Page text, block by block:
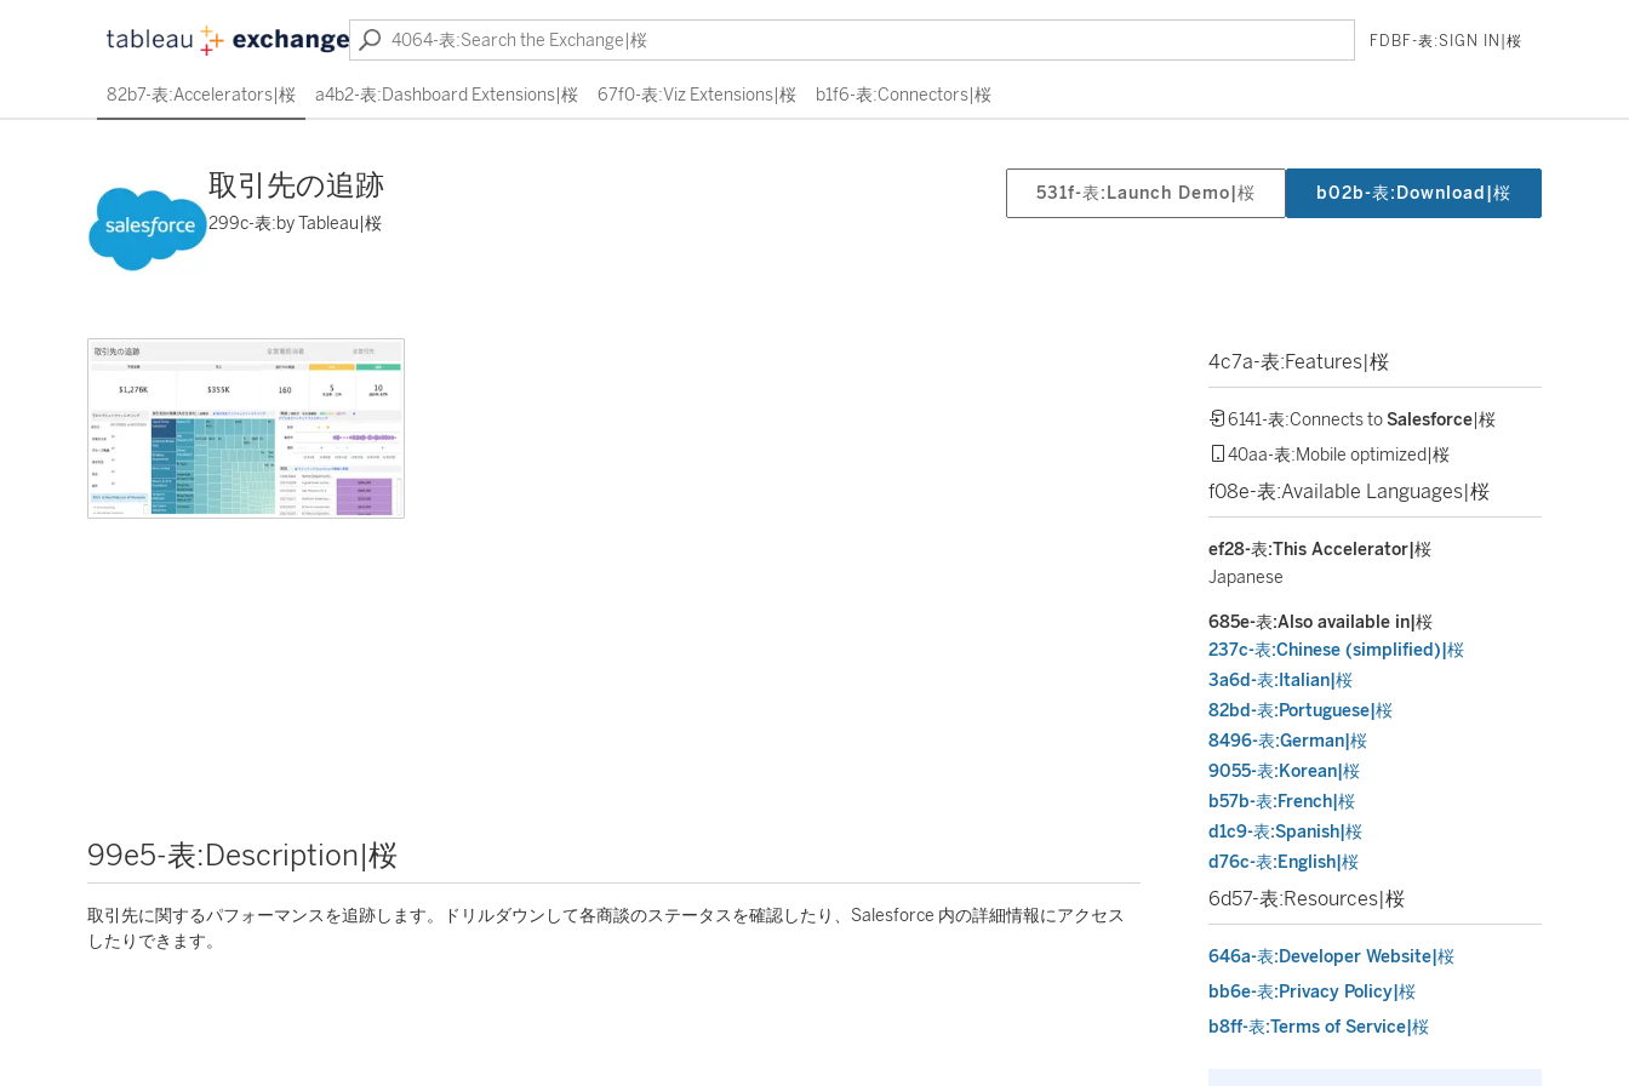
FDBF-表:SIGN IN|桜
82b7-表:Accelerators|桜 a4b2-表:Dashboard Extensions|桜 67f0-表:Viz Extensions|桜 b1f6-表:Connectors|桜
取引先の追跡
299c-表:by Tableau|桜
531f-表:Launch Demo|桜 b02b-表:Download|桜
99e5-表:Description|桜
取引先に関するパフォーマンスを追跡します。ドリルダウンして各商談のステータスを確認したり、Salesforce 内の詳細情報にアクセス
したりできます。
4c7a-表:Features|桜
6141-表:Connects toSalesforce |桜
40aa-表:Mobile optimized|桜
f08e-表:Available Languages|桜
ef28-表:This Accelerator|桜
Japanese
685e-表:Also available in|桜
237c-表:Chinese (simplified)|桜
3a6d-表:Italian|桜
82bd-表:Portuguese|桜
8496-表:German|桜
9055-表:Korean|桜
b57b-表:French|桜
d1c9-表:Spanish|桜
d76c-表:English|桜
6d57-表:Resources|桜
646a-表:Developer Website|桜
bb6e-表:Privacy Policy|桜
b8ff-表:Terms of Service|桜